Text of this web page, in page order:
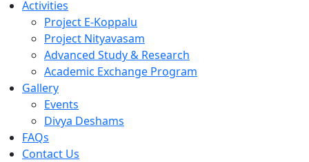
Activities
Project E-Koppalu
Project Nityavasam
Advanced Study & Research
Academic Exchange Program
Gallery
Events
Divya Deshams
FAQs
Contact Us